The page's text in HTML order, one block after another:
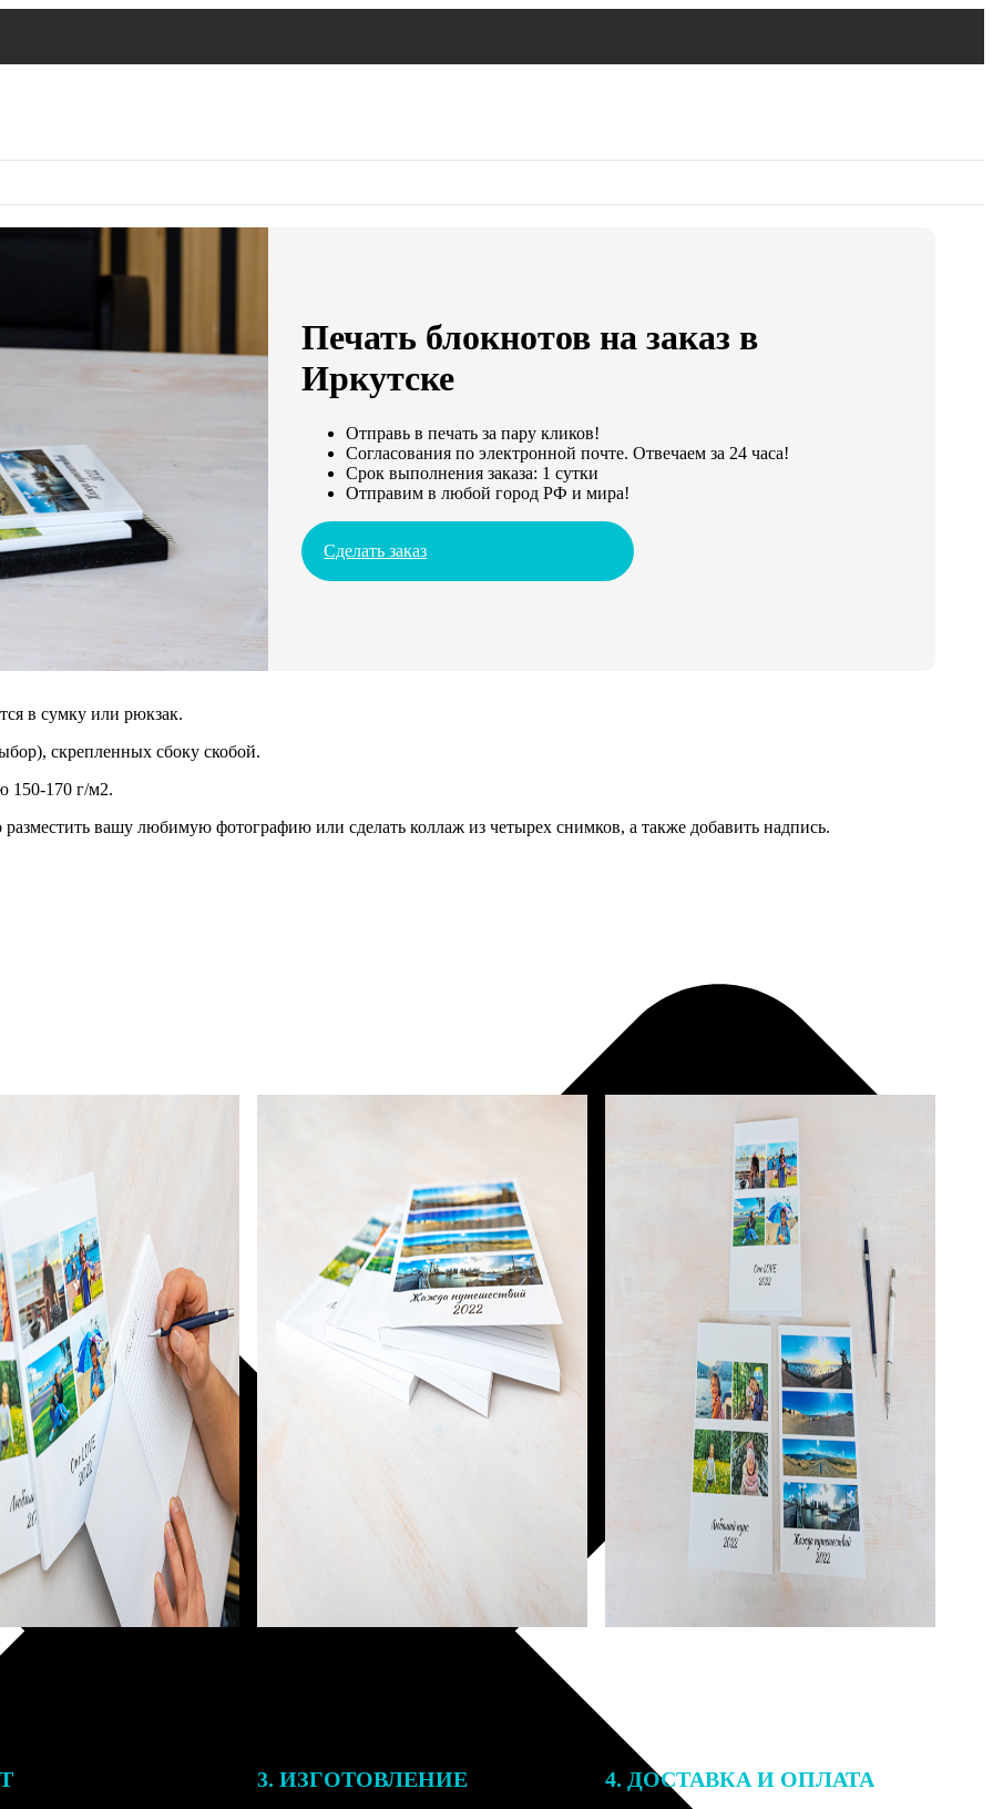
Печать блокнотов на заказ в
Иркутске
Отправь в печать за пару кликов!
Согласования по электронной почте. Отвечаем за 24 часа!
Срок выполнения заказа: 1 сутки
Отправим в любой город РФ и мира!
Сделать заказ
в сумку или рюкзак.
скрепленных сбоку скобой.
150-170 г/м2.
вашу любимую фотографию или сделать коллаж из четырех снимков, а также добавить надпись.
3. ИЗГОТОВЛЕНИЕ 4. ДОСТАВКА И ОПЛАТА